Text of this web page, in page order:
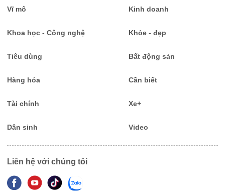
Vĩ mô Kinh doanh
Khoa học - Công nghệ Khỏe - đẹp
Tiêu dùng Bất động sản
Hàng hóa Cần biết
Tài chính Xe+
Dân sinh Video
Liên hệ với chúng tôi